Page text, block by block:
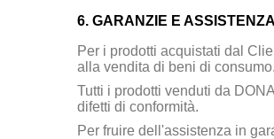
6. GARANZIE E ASSISTENZA
Per i prodotti acquistati dal
alla vendita di beni di consumo.
Tutti i prodotti venduti da
difetti di conformità.
Per fruire dell'assistenza in